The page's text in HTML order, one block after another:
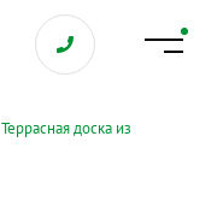
Террасная доска из